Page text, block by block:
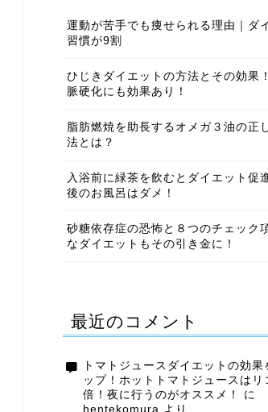
運動が苦手でも痩せられる理由｜ダ
習慣が9割
ひじきダイエットの方法とその効果
脈硬化にも効果あり！
脂肪燃焼を助長するオメガ３油の正
法とは？
入浴前に緑茶を飲むとダイエット促
後のお風呂はダメ！
砂糖依存症の恐怖と８つのチェック
なダイエットもその引き金に！
最近のコメント
トマトジュースダイエットの効果
ップ！ホットトマトジュースはリ
倍！夜に行うのがオススメ！
に
hentekomura より